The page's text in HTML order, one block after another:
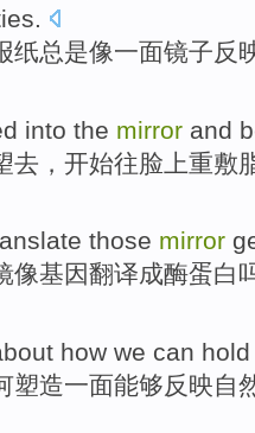
.
纸总是像一面镜子反
into the mirror and
去 ， 开始往脸上重敷
those mirror
像基因翻译成酶蛋白
how we can
塑造一面能够反映自